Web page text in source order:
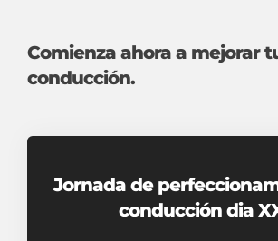
Comienza ahora a mejorar
conducción.
Jornada de
conducción dia